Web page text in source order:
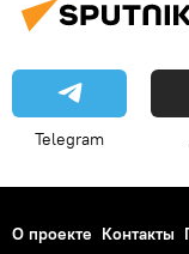
Telegram
О проекте Контакты